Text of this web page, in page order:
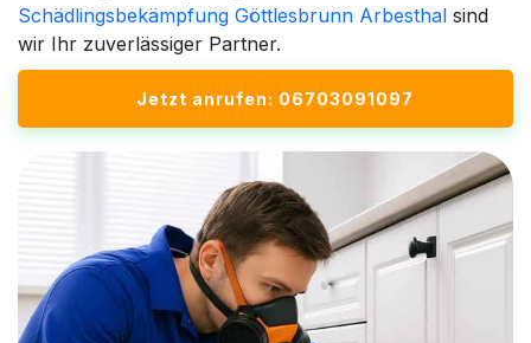
Schädlingsbekämpfung Göttlesbrunn Arbesthal sind
wir Ihr zuverlässiger Partner.
Jetzt anrufen: 06703091097